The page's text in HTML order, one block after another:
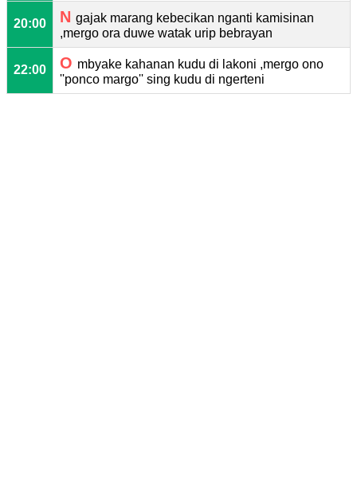
20:00 N gajak marang kebecikan nganti kamisinan
,mergo ora duwe watak urip bebrayan
22:00 O mbyake kahanan kudu di lakoni ,mergo ono
''ponco margo'' sing kudu di ngerteni